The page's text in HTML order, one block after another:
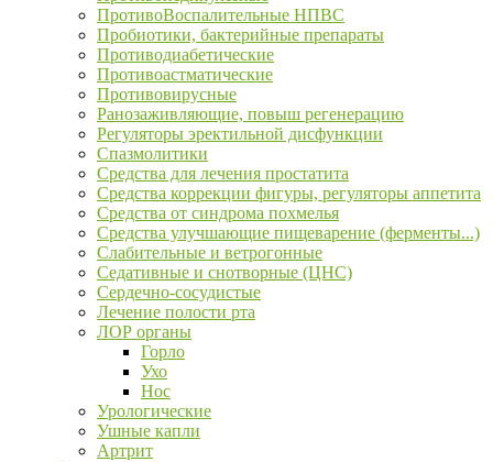
ПротивоВоспалительные НПВС
Пробиотики, бактерийные препараты
Противодиабетические
Противоастматические
Противовирусные
Ранозаживляющие, повыш регенерацию
Регуляторы эректильной дисфункции
Спазмолитики
Средства для лечения простатита
Средства коррекции фигуры, регуляторы аппетита
Средства от синдрома похмелья
Средства улучшающие пищеварение (ферменты...)
Слабительные и ветрогонные
Седативные и снотворные (ЦНС)
Сердечно-сосудистые
Лечение полости рта
ЛОР органы
Горло
Ухо
Нос
Урологические
Ушные капли
Артрит